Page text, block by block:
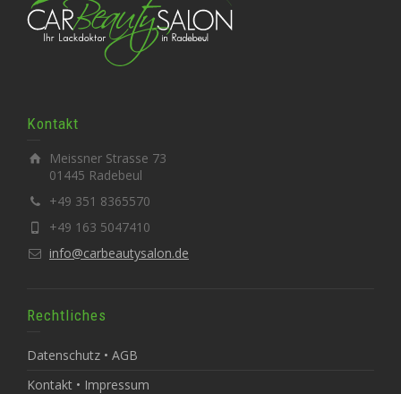
Kontakt
Meissner Strasse 73
01445 Radebeul
+49 351 8365570
+49 163 5047410
info@carbeautysalon.de
Rechtliches
Datenschutz • AGB
Kontakt • Impressum